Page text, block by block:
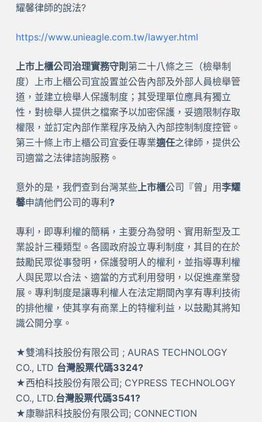
耀馨律師的說法?
https://www.unieagle.com.tw/lawyer.html
上市上櫃公司治理實務守則 第二十八條之三（檢舉制
度）上市上櫃公司宜設置並公告內部及外部人員檢舉管
道，並建立檢舉人保護制度；其受理單位應具有獨立
性，對檢舉人提供之檔案予以加密保護，妥適限制存取
權限，並訂定內部作業程序及納入內部控制制度控管。
第三十條上市上櫃公司宜委任專業適任之律師，提供公
司適當之法律諮詢服務。
意外的是，我們查到台灣某些上市櫃公司『曾」用李耀
馨申請他們公司的專利 ?
專利，即專利權的簡稱，主要分為發明、實用新型及工
業設計三種類型。各國政府設立專利制度，其目的在於
鼓勵民眾從事發明，保護發明人的權利，並指導專利權
人與民眾以合法、適當的方式利用發明，以促進產業發
展。專利制度是讓專利權人在法定期間內享有專利技術
的排他權，使其享有商業上的特權利益，以鼓勵其將知
識公開分享。
★雙鴻科技股份有限公司 ; AURAS TECHNOLOGY
CO., LTD 台灣股票代碼3324?
★西柏科技股份有限公司; CYPRESS TECHNOLOGY
CO., LTD.台灣股票代碼3541?
★康聯訊科技股份有限公司; CONNECTION